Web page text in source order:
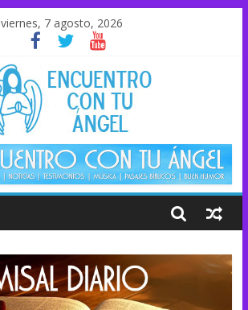
viernes, 7 agosto, 2026